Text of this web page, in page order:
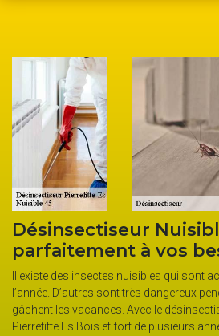
Nuisible 45 répond
à vos besoins
qui sont actifs tout au long de
dangereux pendant la saison estivale et
le désinsectiseur Nuisible 45 installé à
de plusieurs années de pratique, les